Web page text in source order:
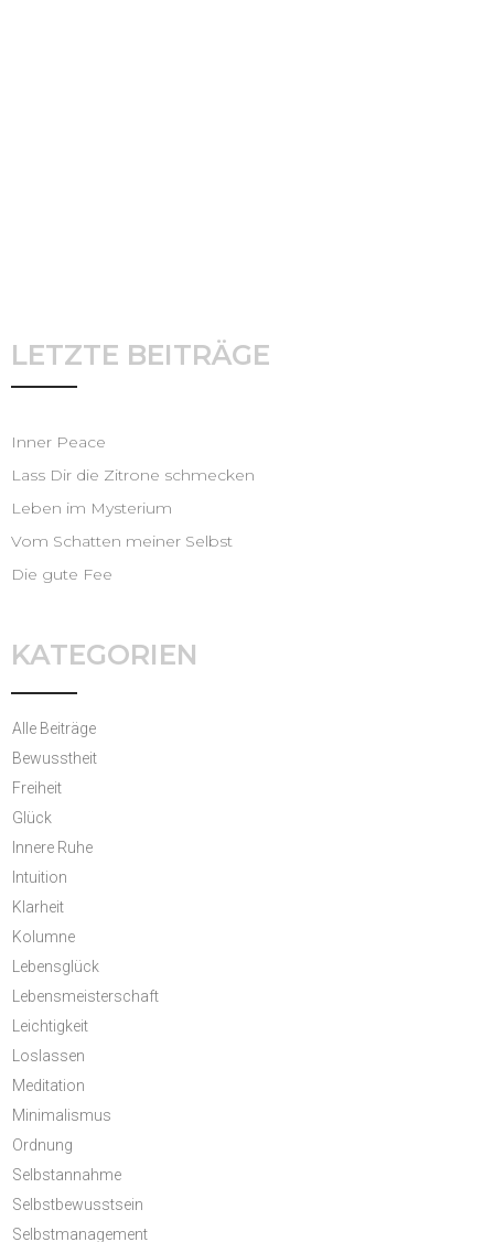
LETZTE BEITRÄGE
Inner Peace
Lass Dir die Zitrone schmecken
Leben im Mysterium
Vom Schatten meiner Selbst
Die gute Fee
KATEGORIEN
Alle Beiträge
Bewusstheit
Freiheit
Glück
Innere Ruhe
Intuition
Klarheit
Kolumne
Lebensglück
Lebensmeisterschaft
Leichtigkeit
Loslassen
Meditation
Minimalismus
Ordnung
Selbstannahme
Selbstbewusstsein
Selbstmanagement